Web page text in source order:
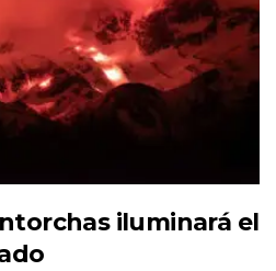
iluminará el